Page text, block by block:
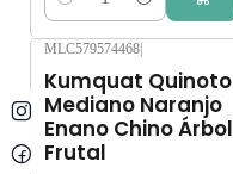
Cantidad
MLC579574468|
Kumquat Quinoto
Mediano Naranjo
Enano Chino Árbol
Frutal